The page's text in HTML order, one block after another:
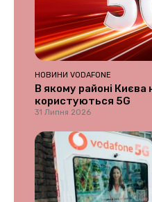
НОВИНИ VODAFONE
В якому районі Києва
користуються 5G
31 Липня 2026